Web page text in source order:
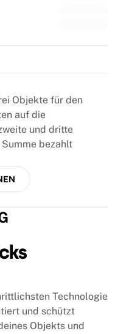
Objekte für den
auf die
und dritte
bezahlt
Technologie
und schützt
Objekts und